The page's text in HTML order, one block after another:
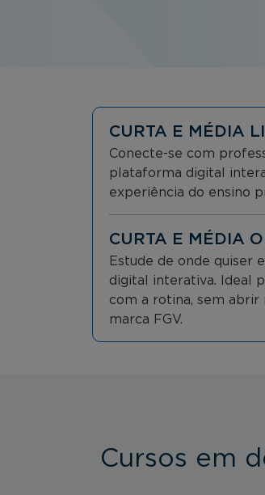
CURTA E MÉDIA
Conecte-se com
plataforma digital
experiência do ensino
CURTA E MÉDIA
Estude de onde quiser
digital interativa. Ideal
com a rotina, sem abrir
marca FGV.
Cursos em